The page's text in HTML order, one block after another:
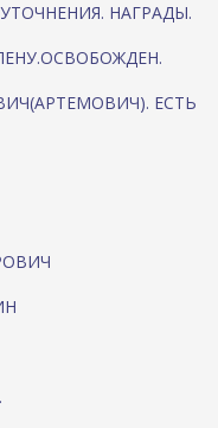
НАГРАДЫ.
ЕСТЬ